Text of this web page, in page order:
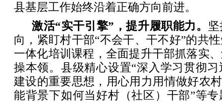
县基层工作始终沿着正确方向前进。
激活“实干引擎”，提升履职能力。
向，紧盯村干部“不会干、干不好”的共
一体化培训课程，全面提升干部抓落实
操本领。县级精心设置“深入学习贯彻
建设的重要思想，用心用力用情做好农
能背景下如何当好村（社区）干部”等